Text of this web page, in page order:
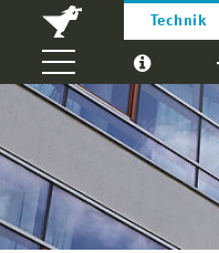
Technik